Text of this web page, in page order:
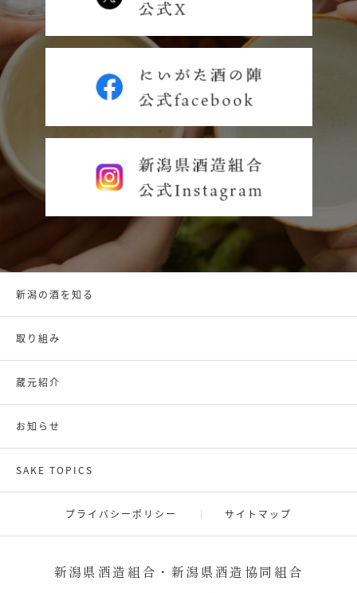
新潟の酒を知る
取り組み
蔵元紹介
お知らせ
SAKE TOPICS
プライバシーポリシー サイトマップ
新潟県酒造組合・新潟県酒造協同組合